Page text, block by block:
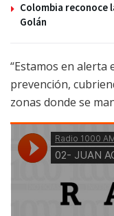
Colombia reconoce
Golán
“Estamos en alerta
prevención,
zonas donde se